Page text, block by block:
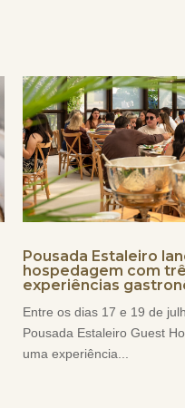
Pousada Estaleiro
hospedagem com
experiências
Entre os dias 17 e 19 de
Pousada Estaleiro Guest
uma experiência...